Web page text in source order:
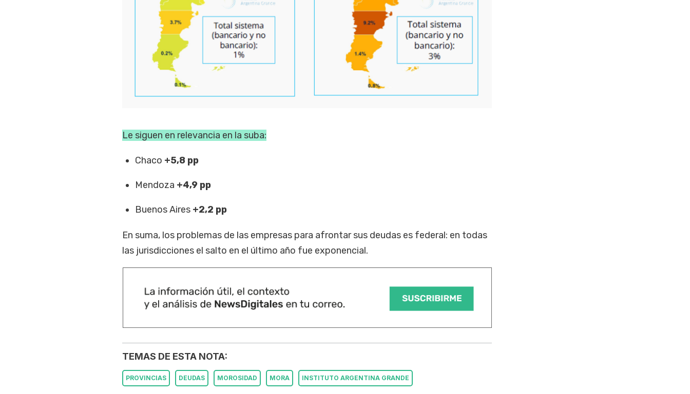
Le siguen en relevancia en la suba:
Chaco +5,8 pp
Mendoza +4,9 pp
Buenos Aires +2,2 pp
En suma, los problemas de las empresas para afrontar sus deudas es federal: en todas
las jurisdicciones el salto en el último año fue exponencial.
TEMAS DE ESTA NOTA:
PROVINCIAS DEUDAS MOROSIDAD MORA INSTITUTO ARGENTINA GRANDE